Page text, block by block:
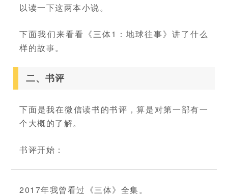
以读一下这两本小说。
下面我们来看看《三体1：地球往事》讲了什么
样的故事。
二、书评
下面是我在微信读书的书评，算是对第一部有一
个大概的了解。
书评开始：
2017年我曾看过《三体》全集。